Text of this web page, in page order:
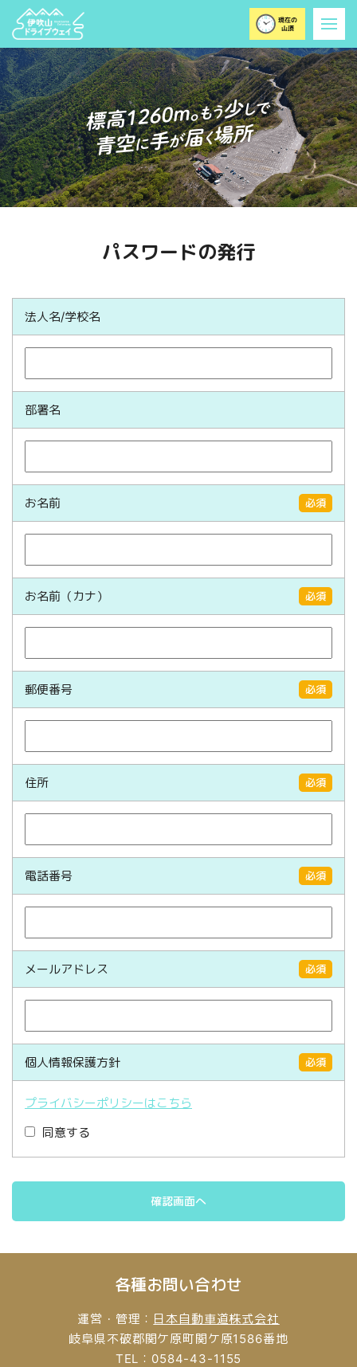
パスワードの発行
法人名/学校名
部署名
お名前 必須
お名前（カナ） 必須
郵便番号 必須
住所 必須
電話番号 必須
メールアドレス 必須
個人情報保護方針 必須
プライバシーポリシーはこちら
同意する
各種お問い合わせ
運営・管理： 日本自動車道株式会社
岐阜県不破郡関ケ原町関ケ原1586番地
TEL：0584-43-1155